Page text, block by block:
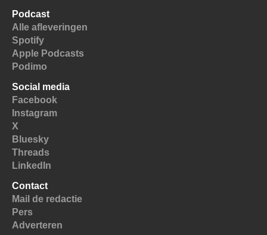
Podcast
Alle afleveringen
Spotify
Apple Podcasts
Podimo
Social media
Facebook
Instagram
X
Bluesky
Threads
LinkedIn
Contact
Mail de redactie
Pers
Adverteren